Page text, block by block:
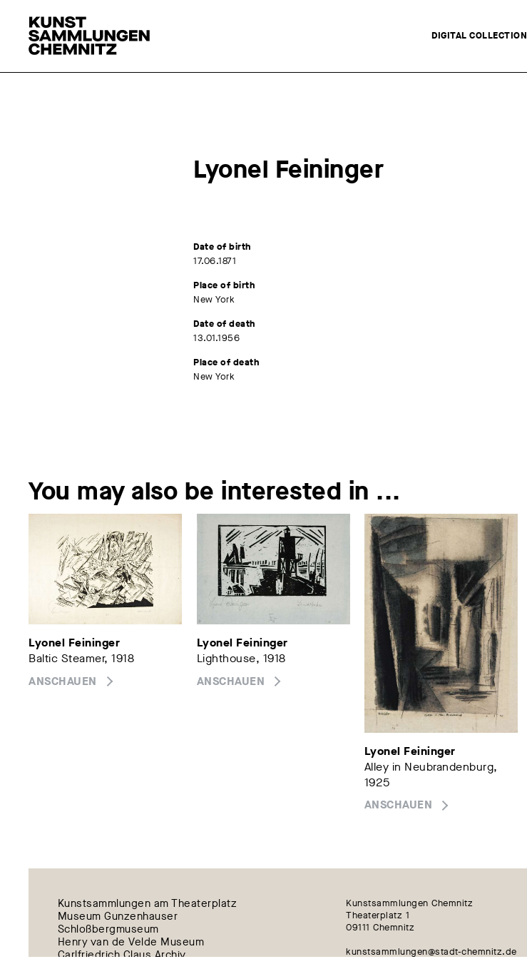
DIGITAL COLLECTION
Lyonel Feininger
Date of birth
17.06.1871
Place of birth
New York
Date of death
13.01.1956
Place of death
New York
You may also be interested in ...
Lyonel Feininger
Baltic Steamer, 1918
ANSCHAUEN
Lyonel Feininger
Lighthouse, 1918
ANSCHAUEN
Lyonel Feininger
Alley in Neubrandenburg,
1925
ANSCHAUEN
Kunstsammlungen am Theaterplatz
Museum Gunzenhauser
Schloßbergmuseum
Henry van de Velde Museum
Carlfriedrich Claus Archiv
Kunstsammlungen Chemnitz
Theaterplatz 1
09111 Chemnitz
kunstsammlungen@stadt-chemnitz.de